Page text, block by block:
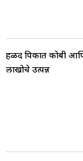
हळद पिकात कोबी
लाखोचे उत्पन्न